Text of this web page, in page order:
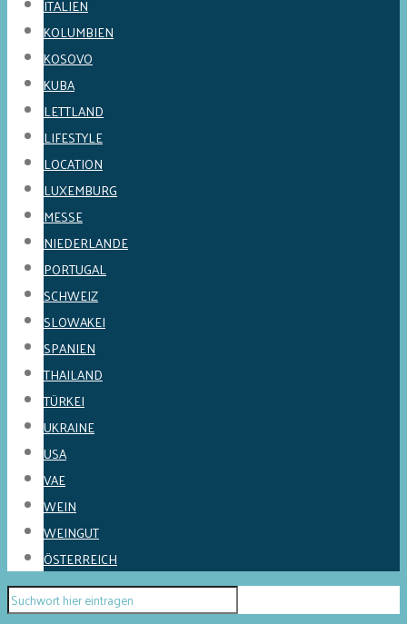
ITALIEN
KOLUMBIEN
KOSOVO
KUBA
LETTLAND
LIFESTYLE
LOCATION
LUXEMBURG
MESSE
NIEDERLANDE
PORTUGAL
SCHWEIZ
SLOWAKEI
SPANIEN
THAILAND
TÜRKEI
UKRAINE
USA
VAE
WEIN
WEINGUT
ÖSTERREICH